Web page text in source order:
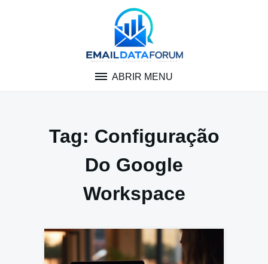
ABRIR MENU
Tag: Configuração
Do Google
Workspace